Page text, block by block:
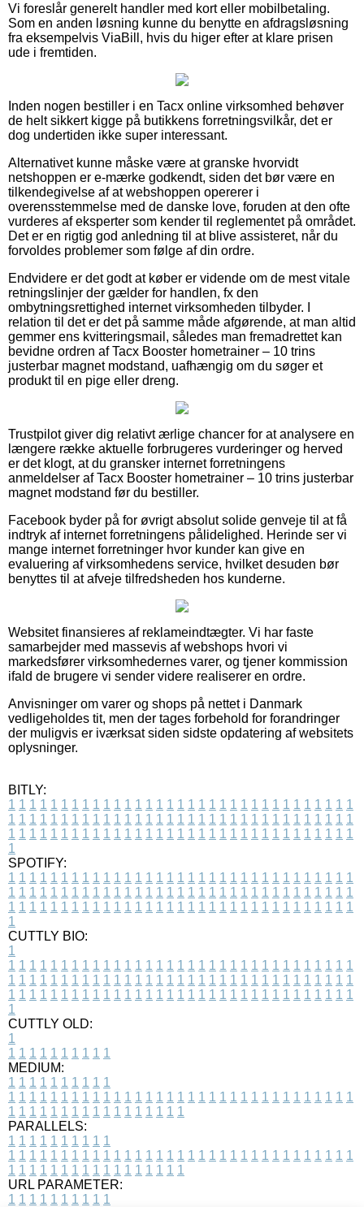
Vi foreslår generelt handler med kort eller mobilbetaling.
Som en anden løsning kunne du benytte en afdragsløsning
fra eksempelvis ViaBill, hvis du higer efter at klare prisen
ude i fremtiden.
Inden nogen bestiller i en Tacx online virksomhed behøver
de helt sikkert kigge på butikkens forretningsvilkår, det er
dog undertiden ikke super interessant.
Alternativet kunne måske være at granske hvorvidt
netshoppen er e-mærke godkendt, siden det bør være en
tilkendegivelse af at webshoppen opererer i
overensstemmelse med de danske love, foruden at den ofte
vurderes af eksperter som kender til reglementet på området.
Det er en rigtig god anledning til at blive assisteret, når du
forvoldes problemer som følge af din ordre.
Endvidere er det godt at køber er vidende om de mest vitale
retningslinjer der gælder for handlen, fx den
ombytningsrettighed internet virksomheden tilbyder. I
relation til det er det på samme måde afgørende, at man altid
gemmer ens kvitteringsmail, således man fremadrettet kan
bevidne ordren af Tacx Booster hometrainer – 10 trins
justerbar magnet modstand, uafhængig om du søger et
produkt til en pige eller dreng.
Trustpilot giver dig relativt ærlige chancer for at analysere en
længere række aktuelle forbrugeres vurderinger og herved
er det klogt, at du gransker internet forretningens
anmeldelser af Tacx Booster hometrainer – 10 trins justerbar
magnet modstand før du bestiller.
Facebook byder på for øvrigt absolut solide genveje til at få
indtryk af internet forretningens pålidelighed. Herinde ser vi
mange internet forretninger hvor kunder kan give en
evaluering af virksomhedens service, hvilket desuden bør
benyttes til at afveje tilfredsheden hos kunderne.
Websitet finansieres af reklameindtægter. Vi har faste
samarbejder med massevis af webshops hvori vi
markedsfører virksomhedernes varer, og tjener kommission
ifald de brugere vi sender videre realiserer en ordre.
Anvisninger om varer og shops på nettet i Danmark
vedligeholdes tit, men der tages forbehold for forandringer
der muligvis er iværksat siden sidste opdatering af websitets
oplysninger.
BITLY:
1 1 1 1 1 1 1 1 1 1 1 1 1 1 1 1 1 1 1 1 1 1 1 1 1 1 1 1 1 1 1 1 1
1 1 1 1 1 1 1 1 1 1 1 1 1 1 1 1 1 1 1 1 1 1 1 1 1 1 1 1 1 1 1 1 1
1 1 1 1 1 1 1 1 1 1 1 1 1 1 1 1 1 1 1 1 1 1 1 1 1 1 1 1 1 1 1 1 1
1
SPOTIFY:
1 1 1 1 1 1 1 1 1 1 1 1 1 1 1 1 1 1 1 1 1 1 1 1 1 1 1 1 1 1 1 1 1
1 1 1 1 1 1 1 1 1 1 1 1 1 1 1 1 1 1 1 1 1 1 1 1 1 1 1 1 1 1 1 1 1
1 1 1 1 1 1 1 1 1 1 1 1 1 1 1 1 1 1 1 1 1 1 1 1 1 1 1 1 1 1 1 1 1
1
CUTTLY BIO:
1
1 1 1 1 1 1 1 1 1 1 1 1 1 1 1 1 1 1 1 1 1 1 1 1 1 1 1 1 1 1 1 1 1
1 1 1 1 1 1 1 1 1 1 1 1 1 1 1 1 1 1 1 1 1 1 1 1 1 1 1 1 1 1 1 1 1
1 1 1 1 1 1 1 1 1 1 1 1 1 1 1 1 1 1 1 1 1 1 1 1 1 1 1 1 1 1 1 1 1
1
CUTTLY OLD:
1
1 1 1 1 1 1 1 1 1 1
MEDIUM:
1 1 1 1 1 1 1 1 1 1
1 1 1 1 1 1 1 1 1 1 1 1 1 1 1 1 1 1 1 1 1 1 1 1 1 1 1 1 1 1 1 1 1
1 1 1 1 1 1 1 1 1 1 1 1 1 1 1 1 1
PARALLELS:
1 1 1 1 1 1 1 1 1 1
1 1 1 1 1 1 1 1 1 1 1 1 1 1 1 1 1 1 1 1 1 1 1 1 1 1 1 1 1 1 1 1 1
1 1 1 1 1 1 1 1 1 1 1 1 1 1 1 1 1
URL PARAMETER:
1 1 1 1 1 1 1 1 1 1